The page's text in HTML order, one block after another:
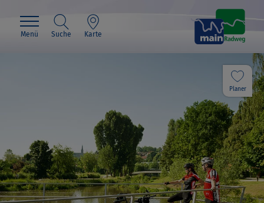
Menü Suche Karte
Planer